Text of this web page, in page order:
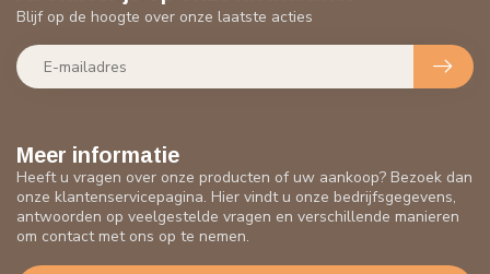
Meer informatie
Heeft u vragen over onze producten of uw aankoop? Bezoek dan
onze klantenservicepagina. Hier vindt u onze bedrijfsgegevens,
antwoorden op veelgestelde vragen en verschillende manieren
om contact met ons op te nemen.
Blijf op de hoogte over onze laatste acties